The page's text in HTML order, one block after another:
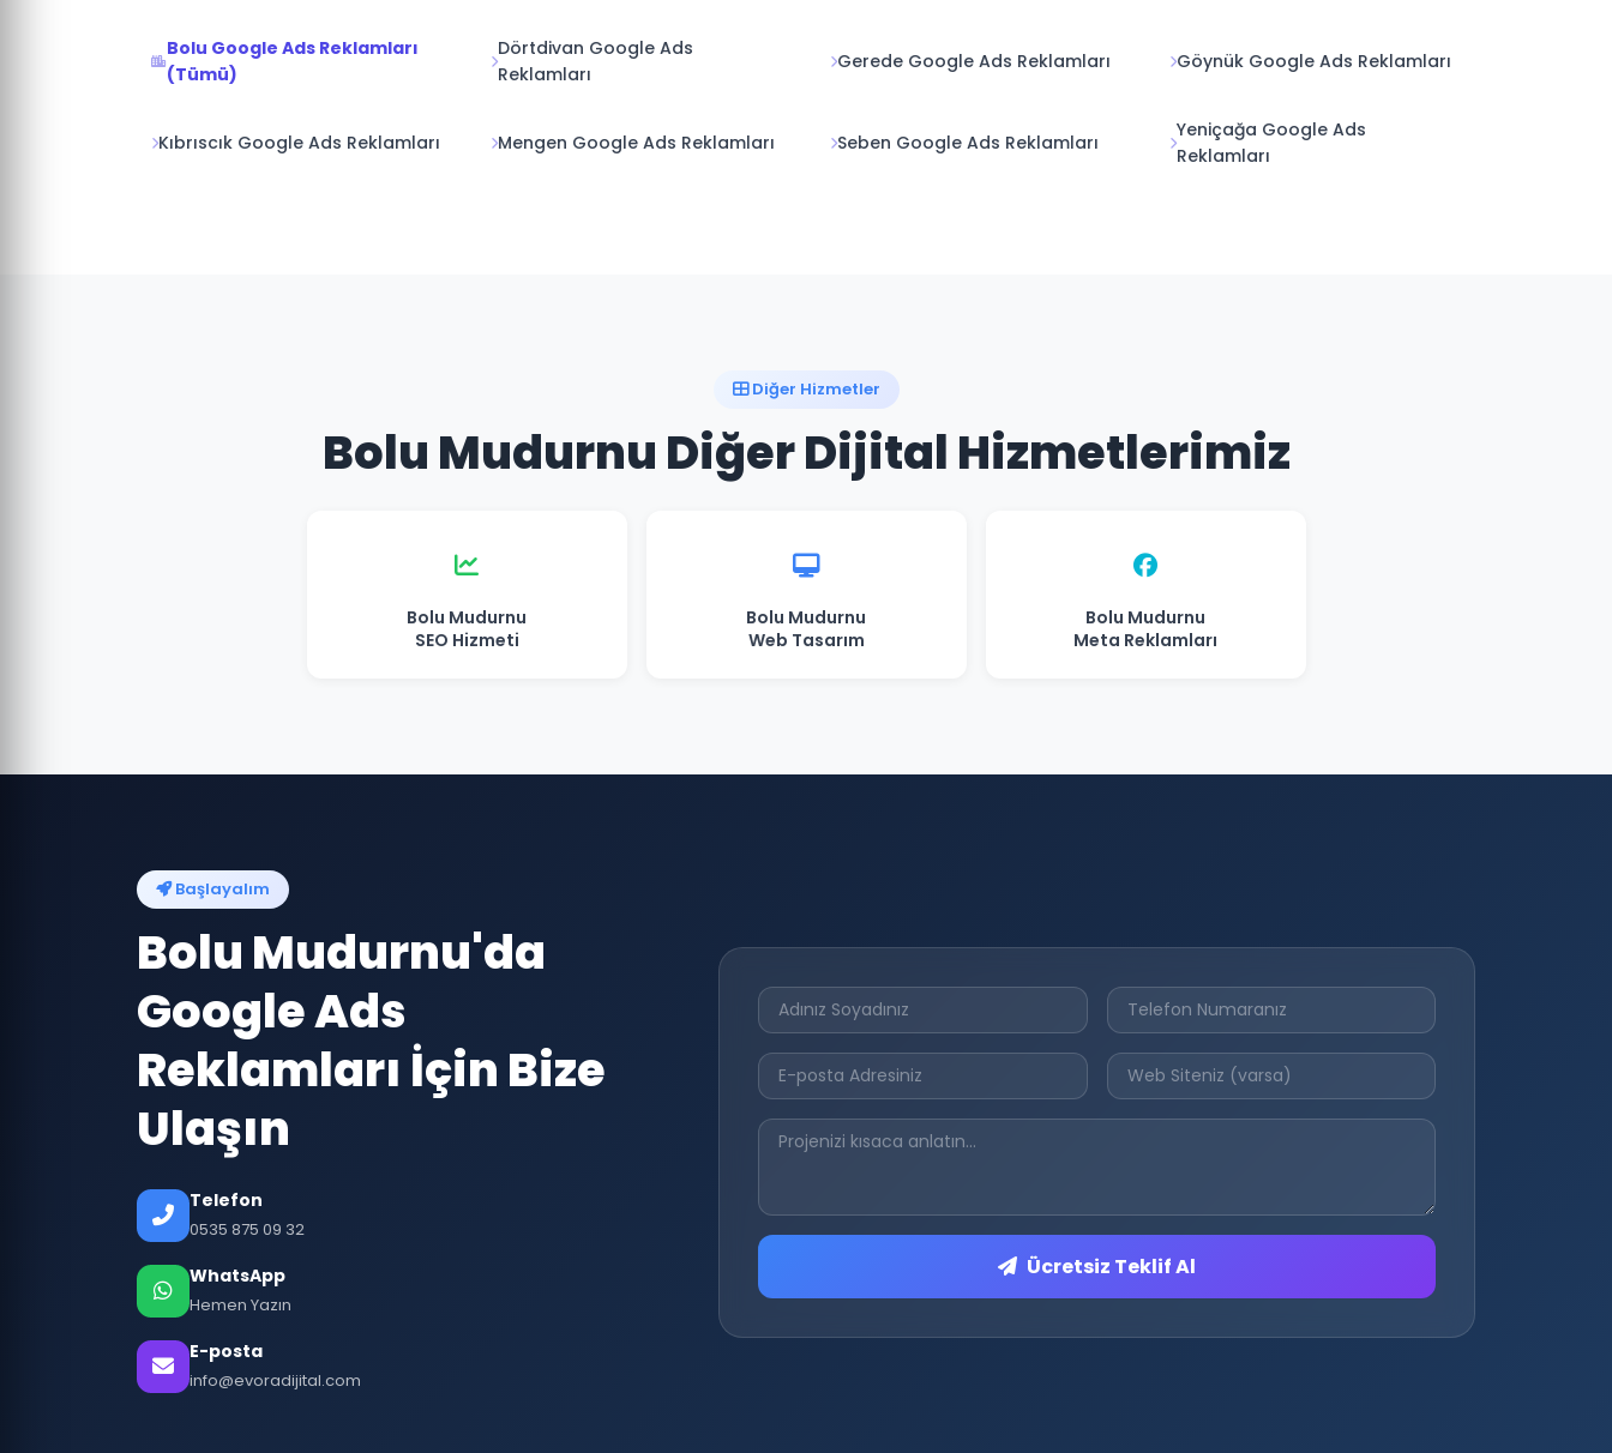
Bolu Google Ads Reklamları
(Tümü)
Dörtdivan Google Ads
Reklamları
Gerede Google Ads Reklamları Göynük Google Ads Reklamları
Kıbrıscık Google Ads Reklamları Mengen Google Ads Reklamları Seben Google Ads Reklamları
Yeniçağa Google Ads
Reklamları
Diğer Hizmetler
Bolu Mudurnu Diğer Dijital Hizmetlerimiz
Bolu Mudurnu
SEO Hizmeti
Bolu Mudurnu
Web Tasarım
Bolu Mudurnu
Meta Reklamları
Başlayalım
Bolu Mudurnu'da
Google Ads
Reklamları İçin Bize
Ulaşın
Telefon
0535 875 09 32
WhatsApp
Hemen Yazın
E-posta
info@evoradijital.com
Ücretsiz Teklif Al